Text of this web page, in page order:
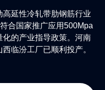
延性冷轧带肋钢筋行业
合国家推广应用500Mpa
的产业指导政策。河南
临汾工厂已顺利投产。